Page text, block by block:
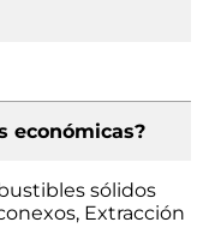
económicas?
sólidos
Extracción